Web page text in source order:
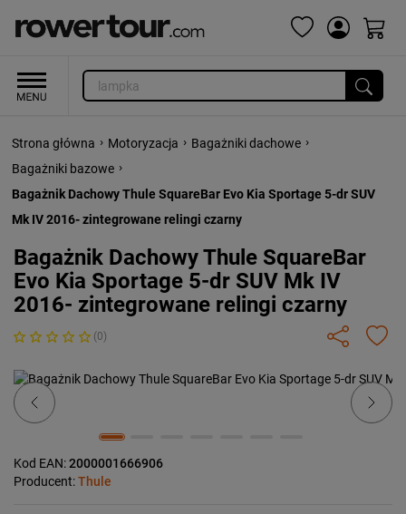
Strona główna › Motoryzacja › Bagażniki dachowe ›
Bagażniki bazowe ›
Bagażnik Dachowy Thule SquareBar Evo Kia Sportage 5-dr SUV
Mk IV 2016- zintegrowane relingi czarny
Bagażnik Dachowy Thule SquareBar
Evo Kia Sportage 5-dr SUV Mk IV
2016- zintegrowane relingi czarny
(0)
Previous Next
Kod EAN:2000001666906
Producent:Thule